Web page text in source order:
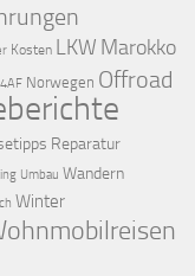
Kosten LKW Marokko
Norwegen Offroad
Reparatur
Umbau Wandern
Winter